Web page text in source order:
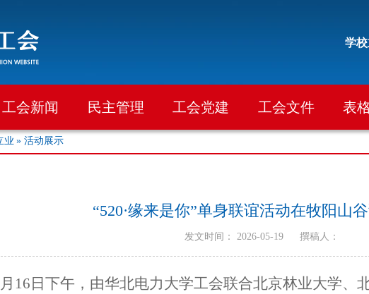
学
工会新闻 民主管理 工会党建 工会文件 表
业 » 活动展示
“520·缘来是你”单身联谊活动在牧阳山
发文时间： 2026-05-19 撰稿人：
月 16 日下午，由华北电力大学工会联合北京林业大学、